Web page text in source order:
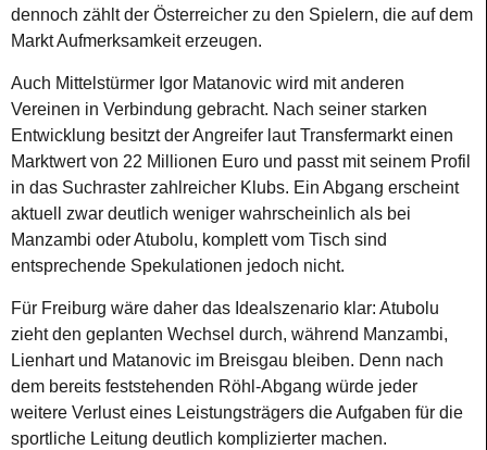
dennoch zählt der Österreicher zu den Spielern, die auf dem
Markt Aufmerksamkeit erzeugen.
Auch Mittelstürmer Igor Matanovic wird mit anderen
Vereinen in Verbindung gebracht. Nach seiner starken
Entwicklung besitzt der Angreifer laut Transfermarkt einen
Marktwert von 22 Millionen Euro und passt mit seinem Profil
in das Suchraster zahlreicher Klubs. Ein Abgang erscheint
aktuell zwar deutlich weniger wahrscheinlich als bei
Manzambi oder Atubolu, komplett vom Tisch sind
entsprechende Spekulationen jedoch nicht.
Für Freiburg wäre daher das Idealszenario klar: Atubolu
zieht den geplanten Wechsel durch, während Manzambi,
Lienhart und Matanovic im Breisgau bleiben. Denn nach
dem bereits feststehenden Röhl-Abgang würde jeder
weitere Verlust eines Leistungsträgers die Aufgaben für die
sportliche Leitung deutlich komplizierter machen.